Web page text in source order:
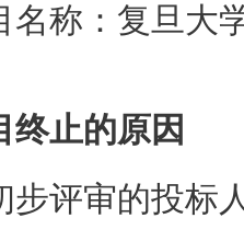
名称：复旦大
终止的原因
步评审的投标